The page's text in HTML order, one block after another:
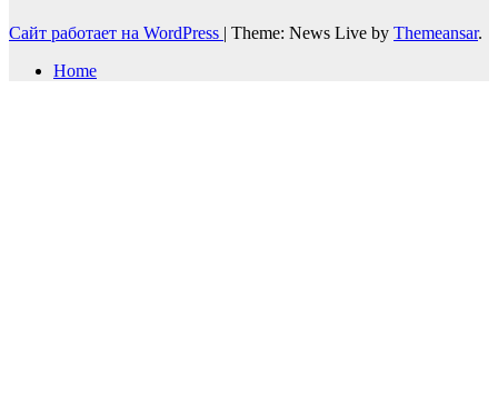
Сайт работает на WordPress | Theme: News Live by Themeansar.
Home